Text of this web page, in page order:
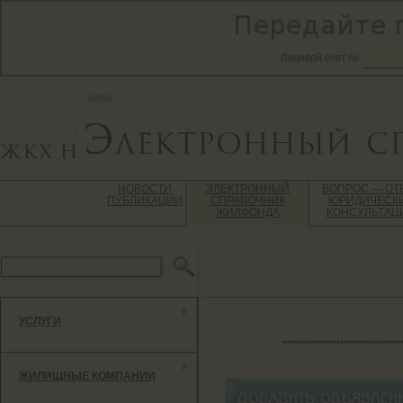
НОВОСТИ
ПУБЛИКАЦИИ
ЭЛЕКТРОННЫЙ
СПРАВОЧНИК
ЖИЛФОНДА
ВОПРОС —
УСЛУГИ
ЖИЛИЩНЫЕ КОМПАНИИ